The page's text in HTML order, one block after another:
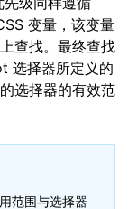
变量，该变量
查找。最终查找
选择器所定义的
选择器的有效范
范围与选择器